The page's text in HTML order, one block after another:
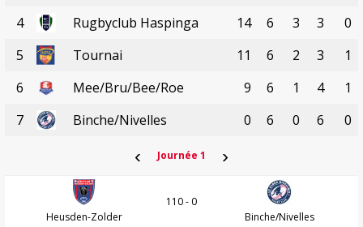
4
Rugbyclub Haspinga 14 6 3 3
0
5
Tournai 11 6 2 3
1
6
Mee/Bru/Bee/Roe 9 6 1 4
1
7
Binche/Nivelles 0 6 0 6 0
‹ Journée 1 ›
Heusden-Zolder
110 - 0
Binche/Nivelles